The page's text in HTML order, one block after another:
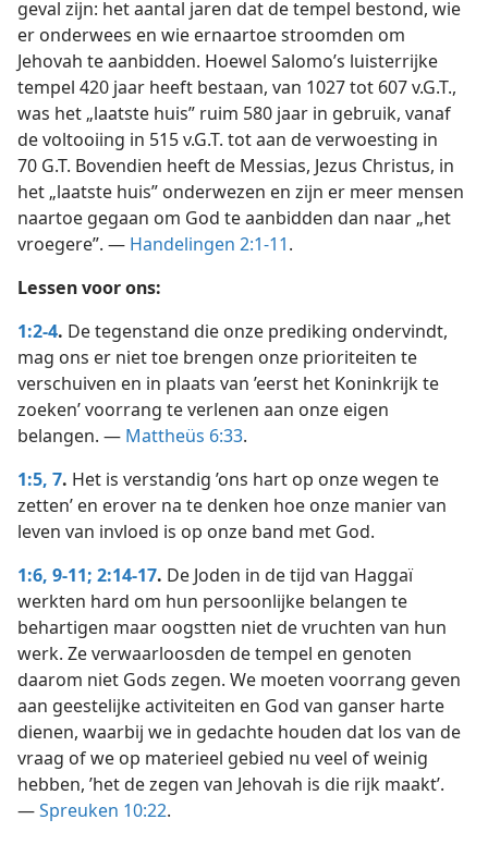
geval zijn: het aantal jaren dat de tempel bestond, wie
er onderwees en wie ernaartoe stroomden om
Jehovah te aanbidden. Hoewel Salomo’s luisterrijke
tempel 420 jaar heeft bestaan, van 1027 tot 607 v.G.T.,
was het „laatste huis” ruim 580 jaar in gebruik, vanaf
de voltooiing in 515 v.G.T. tot aan de verwoesting in
70 G.T. Bovendien heeft de Messias, Jezus Christus, in
het „laatste huis” onderwezen en zijn er meer mensen
naartoe gegaan om God te aanbidden dan naar „het
vroegere”. — Handelingen 2:1-11.
Lessen voor ons:
1:2-4. De tegenstand die onze prediking ondervindt,
mag ons er niet toe brengen onze prioriteiten te
verschuiven en in plaats van ’eerst het Koninkrijk te
zoeken’ voorrang te verlenen aan onze eigen
belangen. — Mattheüs 6:33.
1:5, 7. Het is verstandig ’ons hart op onze wegen te
zetten’ en erover na te denken hoe onze manier van
leven van invloed is op onze band met God.
1:6, 9-11; 2:14-17. De Joden in de tijd van Haggaï
werkten hard om hun persoonlijke belangen te
behartigen maar oogstten niet de vruchten van hun
werk. Ze verwaarloosden de tempel en genoten
daarom niet Gods zegen. We moeten voorrang geven
aan geestelijke activiteiten en God van ganser harte
dienen, waarbij we in gedachte houden dat los van de
vraag of we op materieel gebied nu veel of weinig
hebben, ’het de zegen van Jehovah is die rijk maakt’.
—Spreuken 10:22.